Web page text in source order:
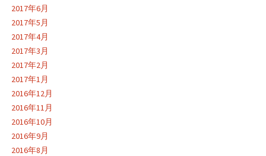
2017年6月
2017年5月
2017年4月
2017年3月
2017年2月
2017年1月
2016年12月
2016年11月
2016年10月
2016年9月
2016年8月